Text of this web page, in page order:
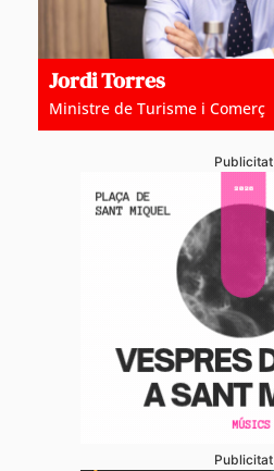
Jordi Torres
Ministre de Turisme i Comerç
Publicitat
Publicitat